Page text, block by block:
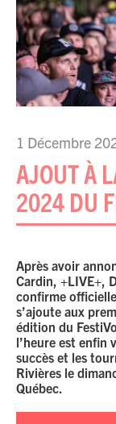
1 Décembre
AJOUT À
2024 DU
Après avoir
Cardin, +LIVE+,
confirme
s’ajoute aux
édition du
l’heure est enfin
succès et les
Rivières le
Québec.